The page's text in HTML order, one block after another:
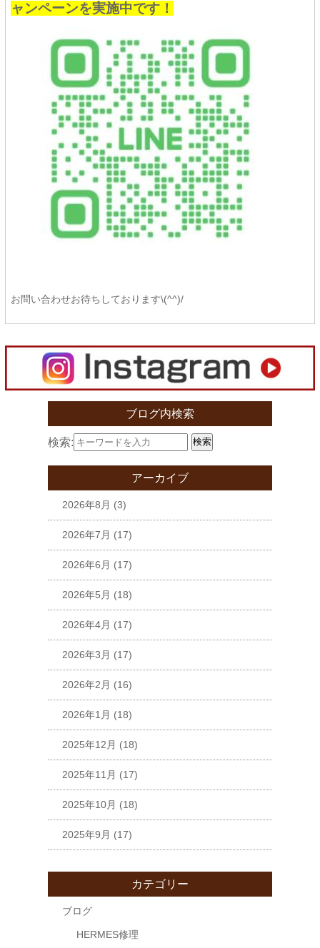
ャンペーンを実施中です！
お問い合わせお待ちしております\(^^)/
ブログ内検索
検索: 検索
アーカイブ
2026年8月 (3)
2026年7月 (17)
2026年6月 (17)
2026年5月 (18)
2026年4月 (17)
2026年3月 (17)
2026年2月 (16)
2026年1月 (18)
2025年12月 (18)
2025年11月 (17)
2025年10月 (18)
2025年9月 (17)
カテゴリー
ブログ
HERMES修理